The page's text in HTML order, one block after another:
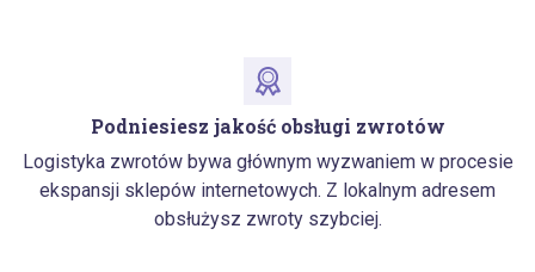
Podniesiesz jakość obsługi zwrotów
Logistyka zwrotów bywa głównym wyzwaniem w procesie
ekspansji sklepów internetowych. Z lokalnym adresem
obsłużysz zwroty szybciej.